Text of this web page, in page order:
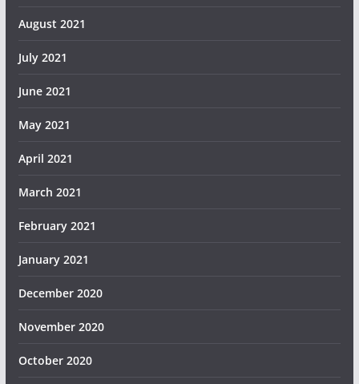
August 2021
July 2021
June 2021
May 2021
April 2021
March 2021
February 2021
January 2021
December 2020
November 2020
October 2020